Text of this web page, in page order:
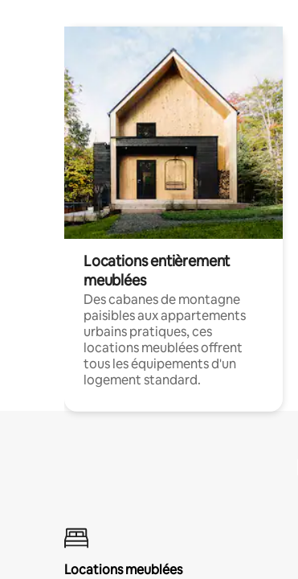
Locations entièrement
meublées
Des cabanes de montagne
paisibles aux appartements
urbains pratiques, ces
locations meublées offrent
tous les équipements d'un
logement standard.
Locations meublées